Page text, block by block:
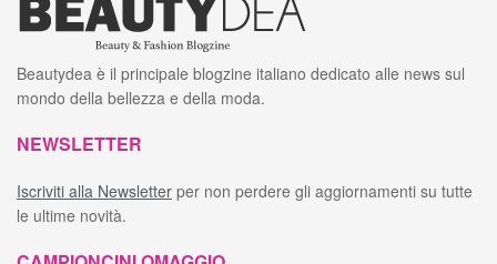
Beautydea è il principale blogzine italiano dedicato alle news sul
mondo della bellezza e della moda.
NEWSLETTER
Iscriviti alla Newsletter per non perdere gli aggiornamenti su tutte
le ultime novità.